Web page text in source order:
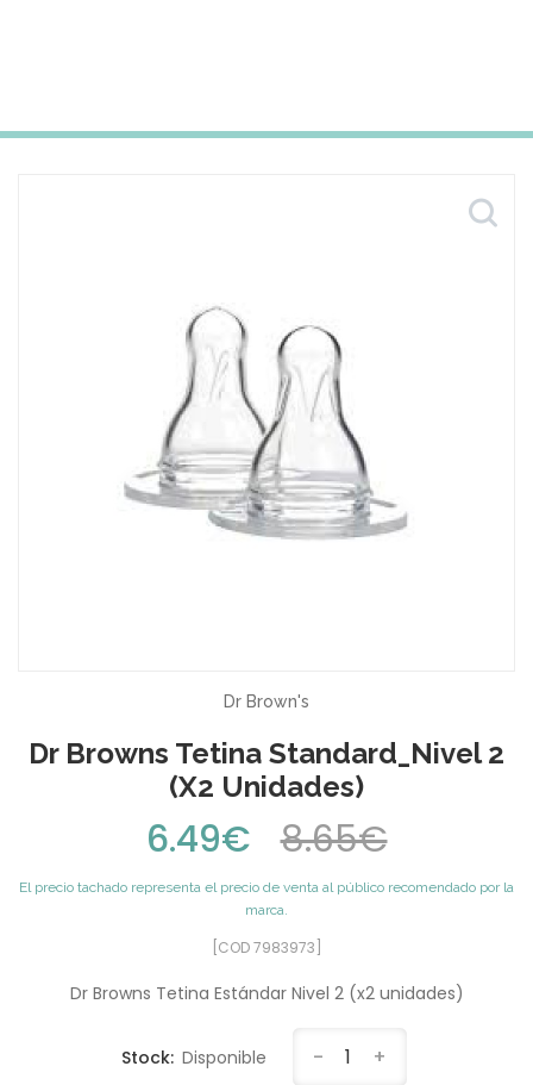
Dr Brown's
Dr Browns Tetina Standard_Nivel 2
(x2 Unidades)
6.49€ 8.65€
El precio tachado representa el precio de venta al público recomendado por la
marca.
[COD 7983973]
Dr Browns Tetina Estándar Nivel 2 (x2 unidades)
Stock: Disponible - 1 +